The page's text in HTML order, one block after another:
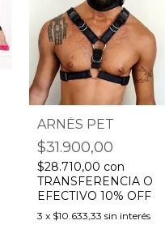
ARNÉS PET
$31.900,00
$28.710,00 con
TRANSFERENCIA O
EFECTIVO 10% OFF
3 x $10.633,33 sin interés